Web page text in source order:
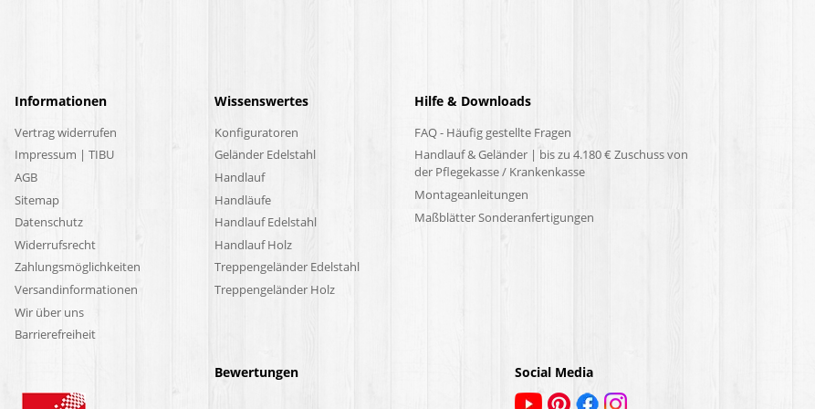
Informationen
Vertrag widerrufen
Impressum | TIBU
AGB
Sitemap
Datenschutz
Widerrufsrecht
Zahlungsmöglichkeiten
Versandinformationen
Wir über uns
Barrierefreiheit
Wissenswertes
Konfiguratoren
Geländer Edelstahl
Handlauf
Handläufe
Handlauf Edelstahl
Handlauf Holz
Treppengeländer Edelstahl
Treppengeländer Holz
Hilfe & Downloads
FAQ - Häufig gestellte Fragen
Handlauf & Geländer | bis zu 4.180 € Zuschuss von
der Pflegekasse / Krankenkasse
Montageanleitungen
Maßblätter Sonderanfertigungen
Bewertungen Social Media